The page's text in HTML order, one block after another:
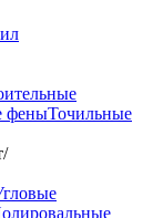
феныТочильные
/